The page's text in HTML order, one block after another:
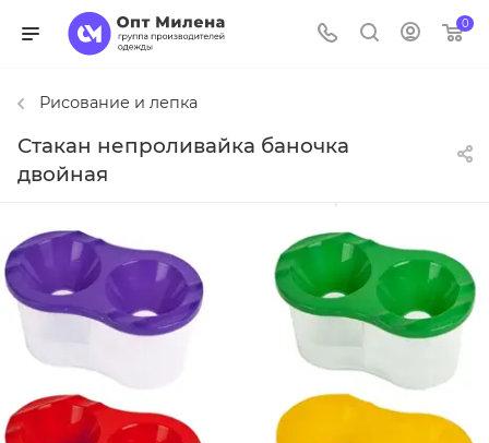
0
Рисование и лепка
Стакан непроливайка баночка
двойная